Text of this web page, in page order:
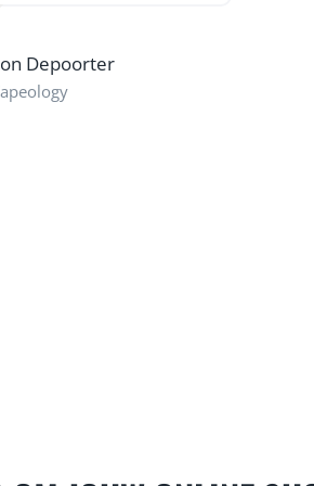
Depoorter